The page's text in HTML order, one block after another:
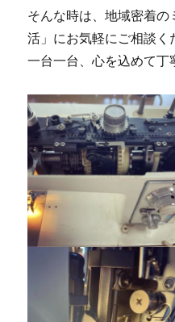
そんな時は、地域密着
活」にお気軽にご相談く
一台一台、心を込めて丁